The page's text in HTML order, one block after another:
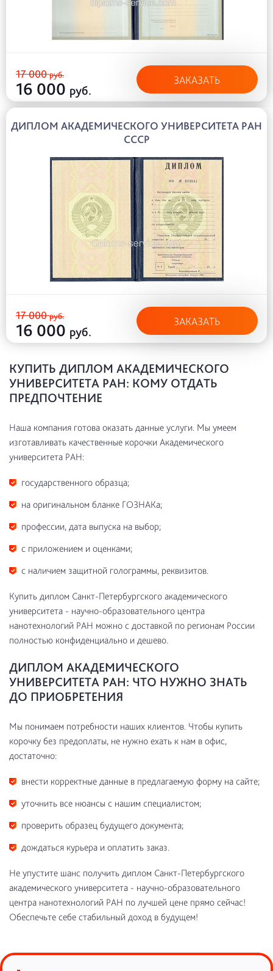
17 000руб.
16 000 руб.
ЗАКАЗАТЬ
ДИПЛОМ АКАДЕМИЧЕСКОГО УНИВЕРСИТЕТА РАН
СССР
17 000руб.
16 000 руб.
ЗАКАЗАТЬ
КУПИТЬ ДИПЛОМ АКАДЕМИЧЕСКОГО
УНИВЕРСИТЕТА РАН: КОМУ ОТДАТЬ
ПРЕДПОЧТЕНИЕ
Наша компания готова оказать данные услуги. Мы умеем
изготавливать качественные корочки Академического
университета РАН:
государственного образца;
на оригинальном бланке ГОЗНАКа;
профессии, дата выпуска на выбор;
с приложением и оценками;
с наличием защитной голограммы, реквизитов.
Купить диплом Санкт-Петербургского академического
университета - научно-образовательного центра
нанотехнологий РАН можно с доставкой по регионам России
полностью конфиденциально и дешево.
ДИПЛОМ АКАДЕМИЧЕСКОГО
УНИВЕРСИТЕТА РАН: ЧТО НУЖНО ЗНАТЬ
ДО ПРИОБРЕТЕНИЯ
Мы понимаем потребности наших клиентов. Чтобы купить
корочку без предоплаты, не нужно ехать к нам в офис,
достаточно:
внести корректные данные в предлагаемую форму на сайте;
уточнить все нюансы с нашим специалистом;
проверить образец будущего документа;
дождаться курьера и оплатить заказ.
Не упустите шанс получить диплом Санкт-Петербургского
академического университета - научно-образовательного
центра нанотехнологий РАН по лучшей цене прямо сейчас!
Обеспечьте себе стабильный доход в будущем!